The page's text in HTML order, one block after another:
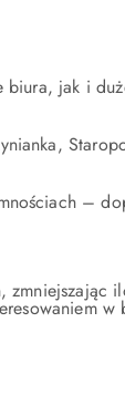
biura, jak i
–
zmniejszając